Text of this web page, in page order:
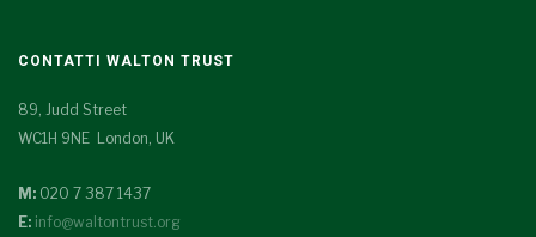
CONTATTI WALTON TRUST
89, Judd Street
WC1H 9NE London, UK
M: 020 7 387 1437
E: info@waltontrust.org